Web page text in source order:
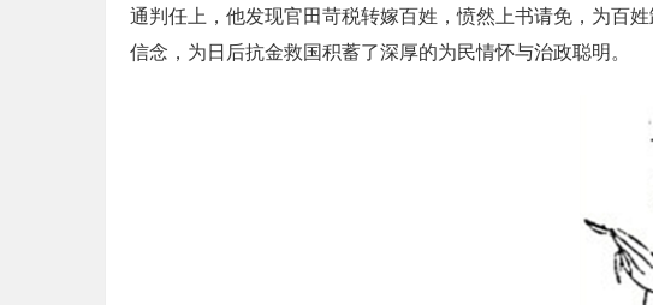
通判任上，他发现官田苛税转嫁百姓，愤然上书请免，为百
信念，为日后抗金救国积蓄了深厚的为民情怀与治政聪明。